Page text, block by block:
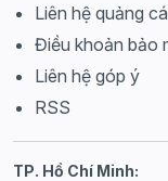
Liên hệ quảng
Điều khoản bảo
Liên hệ góp ý
RSS
TP. Hồ Chí Minh: